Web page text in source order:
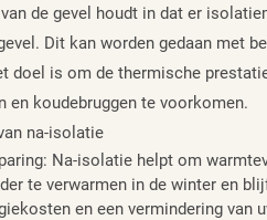
de gevel houdt in dat er
Dit kan worden gedaan met
doel is om de thermische
en koudebruggen te voorkomen.
na-isolatie
Na-isolatie helpt om
te verwarmen in de winter en
en een vermindering van